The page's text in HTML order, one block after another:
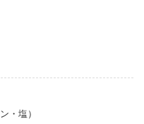
・塩）